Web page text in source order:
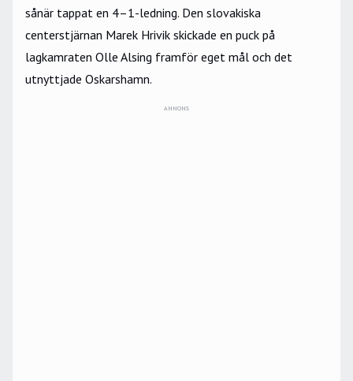
sånär tappat en 4–1-ledning. Den slovakiska
centerstjärnan Marek Hrivik skickade en puck på
lagkamraten Olle Alsing framför eget mål och det
utnyttjade Oskarshamn.
ANNONS